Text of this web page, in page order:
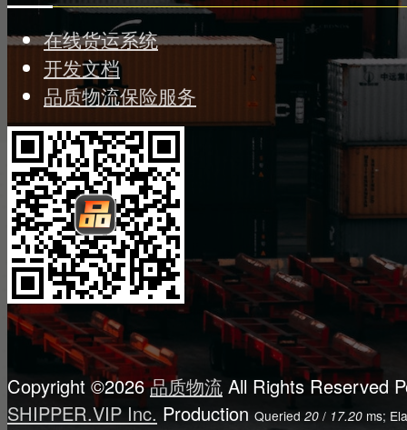
在线货运系统
开发文档
品质物流保险服务
Copyright ©2026品质物流 All Rights Reserved
SHIPPER.VIP Inc. Production Queried20 / 17.20 ms;